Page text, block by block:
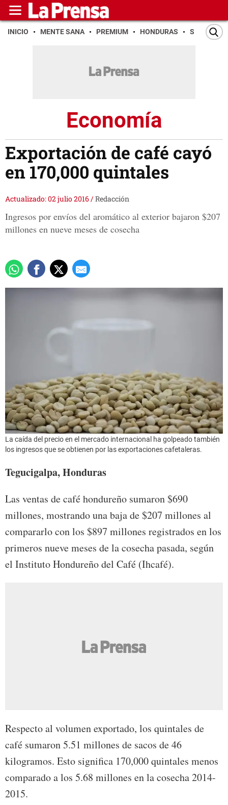
INICIO MENTE SANA PREMIUM HONDURAS SAN PEDRO
Economía
Exportación de café cayó
en 170,000 quintales
Actualizado: 02 julio 2016/Redacción
Ingresos por envíos del aromático al exterior bajaron $207
millones en nueve meses de cosecha
La caída del precio en el mercado internacional ha golpeado también
los ingresos que se obtienen por las exportaciones cafetaleras.
Tegucigalpa, Honduras
Las ventas de café hondureño sumaron $690
millones, mostrando una baja de $207 millones al
compararlo con los $897 millones registrados en los
primeros nueve meses de la cosecha pasada, según
el Instituto Hondureño del Café (Ihcafé).
Respecto al volumen exportado, los quintales de
café sumaron 5.51 millones de sacos de 46
kilogramos. Esto significa 170,000 quintales menos
comparado a los 5.68 millones en la cosecha 2014-
2015.